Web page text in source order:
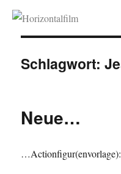
Horizontalfilm
Schlagwort:
Neue…
…Actionfigur(envorlage):